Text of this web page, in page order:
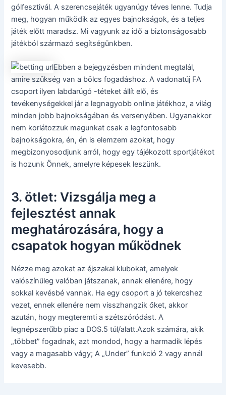
gólfesztivál. A szerencsejáték ugyanúgy téves lenne. Tudja
meg, hogyan működik az egyes bajnokságok, és a teljes
játék előtt maradsz. Mi vagyunk az idő a biztonságosabb
játékból származó segítségünkben.
Ebben a bejegyzésben mindent megtalál,
amire szükség van a bölcs fogadáshoz. A vadonatúj FA
csoport ilyen labdarúgó -téteket állít elő, és
tevékenységekkel jár a legnagyobb online játékhoz, a világ
minden jobb bajnokságában és versenyében. Ugyanakkor
nem korlátozzuk magunkat csak a legfontosabb
bajnokságokra, én, én is elemzem azokat, hogy
megbizonyosodjunk arról, hogy egy tájékozott sportjátékot
is hozunk Önnek, amelyre képesek leszünk.
3. ötlet: Vizsgálja meg a
fejlesztést annak
meghatározására, hogy a
csapatok hogyan működnek
Nézze meg azokat az éjszakai klubokat, amelyek
valószínűleg valóban játszanak, annak ellenére, hogy
sokkal kevésbé vannak. Ha egy csoport a jó tekercshez
vezet, ennek ellenére nem visszhangzik őket, akkor
azután, hogy megteremti a szétszóródást. A
legnépszerűbb piac a DOS.5 túl/alatt.Azok számára, akik
„többet” fogadnak, azt mondod, hogy a harmadik lépés
vagy a magasabb vágy; A „Under” funkció 2 vagy annál
kevesebb.